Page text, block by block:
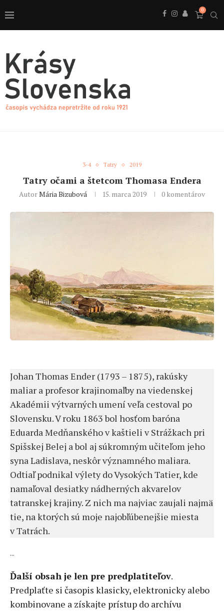
0
3-4 Tatry 2019
Tatry očami a štetcom Thomasa Endera
AutorMária Bizubová 15. marca 2019 0 komentárov
Johan Thomas Ender (1793 – 1875), rakúsky
maliar a profesor krajinomaľby na viedenskej
Akadémii výtvarných umení veľa cestoval po
Slovensku. V roku 1863 bol hosťom baróna
Eduarda Medňanského v kaštieli v Strážkach pri
Spišskej Belej a bol aj súkromným učiteľom jeho
syna Ladislava, neskôr významného maliara.
Odtiaľ podnikal výlety do Vysokých Tatier, kde
namaľoval desiatky nádherných akvarelov
tatranskej krajiny. Z nich ma najviac zaujali najmä
tie, na ktorých sú moje najobľúbenejšie miesta
v Tatrách.
...
Ďalší obsah je len pre predplatiteľov.
Predplaťte si časopis klasicky, elektronicky alebo
kombinovane a získajte prístup do archívu